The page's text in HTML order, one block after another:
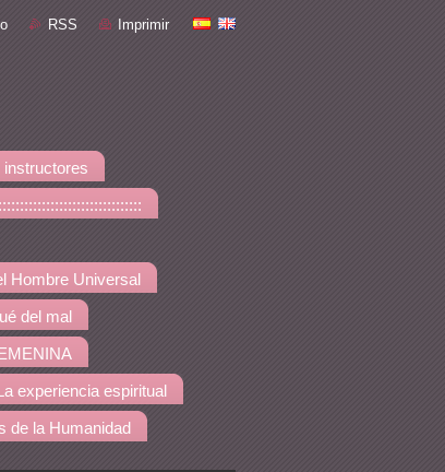
RSS Imprimir
instructores
Hombre Universal
del mal
La experiencia espiritual
de la Humanidad